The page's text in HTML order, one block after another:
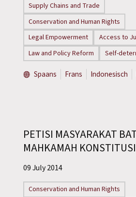
Press Releases
Training Materials
Briefing Papers
Declarations
Supply Chains and Trade
Conservation and Human Rights
Legal Empowerment
Access to
Law and Policy Reform
Self-
Spaans Frans Indonesisch
PETISI MASYARAKAT
MAHKAMAH
09 July 2014
Conservation and Human Rights